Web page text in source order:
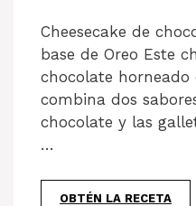
Cheesecake de
base de Oreo Este
chocolate horneado
combina dos
chocolate y las
…
OBTÉN LA RECETA